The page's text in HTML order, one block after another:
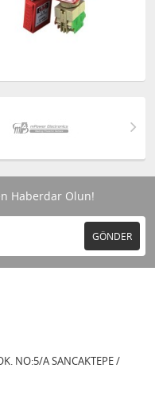
Haberdar Olun!
GÖNDER
NO:5/A SANCAKTEPE /